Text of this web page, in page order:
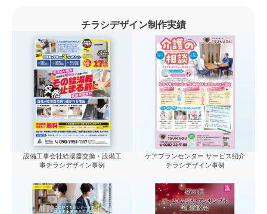
チラシデザイン制作実績
設備工事会社給湯器交換・設備工
事チラシデザイン事例
ケアプランセンター サービス紹介
チラシデザイン事例